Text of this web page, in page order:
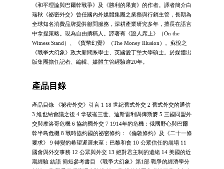
《和平理論與巴爾幹戰爭》及《勝利的果實》的作者。譯者簡介白
瑞秋《祕密外交》曾任國內外媒體集團之業務與行銷主管，長期為
全球知名消費品牌提供顧問服務，深耕產業研究多年，擅長在語言
中拿捏策略。現為自由撰稿人。譯著有《證人席上》（On the
Witness Stand）、《貨幣幻覺》（The Money Illusion）。蘇悅之
《戰爭大幻象》政大新聞系學士、英國愛丁堡大學碩士。於媒體出
版集團擔任記者、編輯、媒體主管經驗逾20年。
產品目錄
產品目錄 《祕密外交》引言 1 18 世紀舊式外交 2 舊式外交的通信
3 維也納會議之後 4 拿破崙三世、迪斯雷利與俾斯麥 5 三國同盟外
交與摩洛哥危機 6 協約國外交 7 1914年的危機：俄國野心與巴爾
幹半島危機 8 戰時協約國的祕密條約：《倫敦條約》及《二十一條
要求》 9 轉變的希望遲遲未至：巴黎和會 10 公眾信任的崩塌 11
國會與外交事務 12 公眾與外交 13 絕對君主制的遺緒 14 美國的近
期經驗 結語 簡短參考書目 《戰爭大幻象》第1部 戰爭的經濟學分